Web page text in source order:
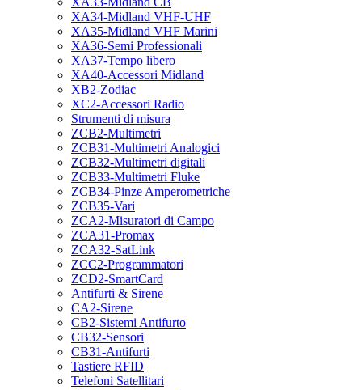
XA34-Midland VHF-UHF
XA35-Midland VHF Marini
XA36-Semi Professionali
XA37-Tempo libero
XA40-Accessori Midland
XB2-Zodiac
XC2-Accessori Radio
Strumenti di misura
ZCB2-Multimetri
ZCB31-Multimetri Analogici
ZCB32-Multimetri digitali
ZCB33-Multimetri Fluke
ZCB34-Pinze Amperometriche
ZCB35-Vari
ZCA2-Misuratori di Campo
ZCA31-Promax
ZCA32-SatLink
ZCC2-Programmatori
ZCD2-SmartCard
Antifurti & Sirene
CA2-Sirene
CB2-Sistemi Antifurto
CB32-Sensori
CB31-Antifurti
Tastiere RFID
Telefoni Satellitari